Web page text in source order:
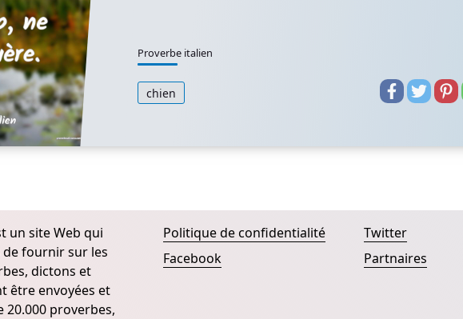
Proverbe italien
chien
un site Web qui
fournir sur les
dictons et
être envoyées et
20.000 proverbes,
Politique de confidentialité
Facebook
Twitter
Partnaires